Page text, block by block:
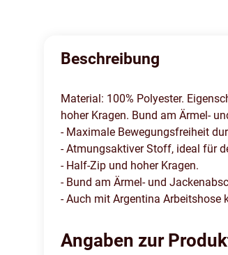
Beschreibung
Material: 100% Polyester.
hoher Kragen. Bund am Ärmel-
- Maximale Bewegungsfreiheit
- Atmungsaktiver Stoff, ideal für
- Half-Zip und hoher Kragen.
- Bund am Ärmel- und
- Auch mit Argentina Arbeitshose
Angaben zur